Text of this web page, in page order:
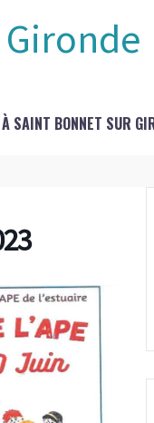
SAINT BONNET SUR